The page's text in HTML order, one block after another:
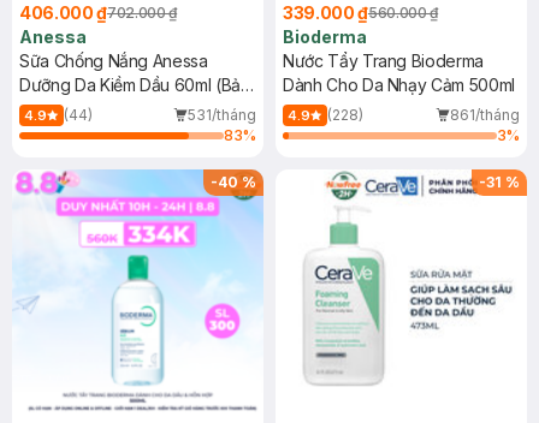
406.000 ₫702.000 ₫
Anessa
Sữa Chống Nắng Anessa
Dưỡng Da Kiềm Dầu 60ml (Bản
Mới)
4.9 (44)
531/tháng
83%
339.000 ₫560.000 ₫
Bioderma
Nước Tẩy Trang Bioderma
Dành Cho Da Nhạy Cảm 500ml
4.9 (228)
861/tháng
3%
-40% -31 %